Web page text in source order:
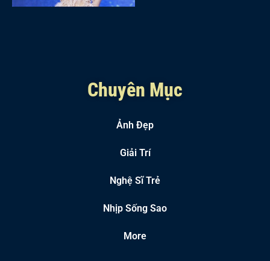
Chuyên Mục
Ảnh Đẹp
Giải Trí
Nghệ Sĩ Trẻ
Nhịp Sống Sao
More